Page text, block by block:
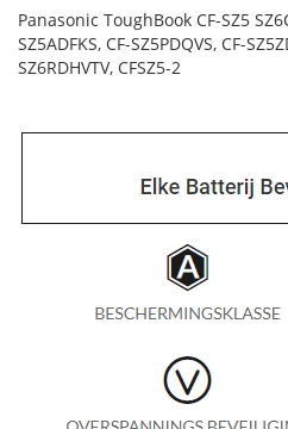
Panasonic ToughBook CF-SZ5
SZ5ADFKS, CF-SZ5PDQVS, CF-
SZ6RDHVTV, CFSZ5-2